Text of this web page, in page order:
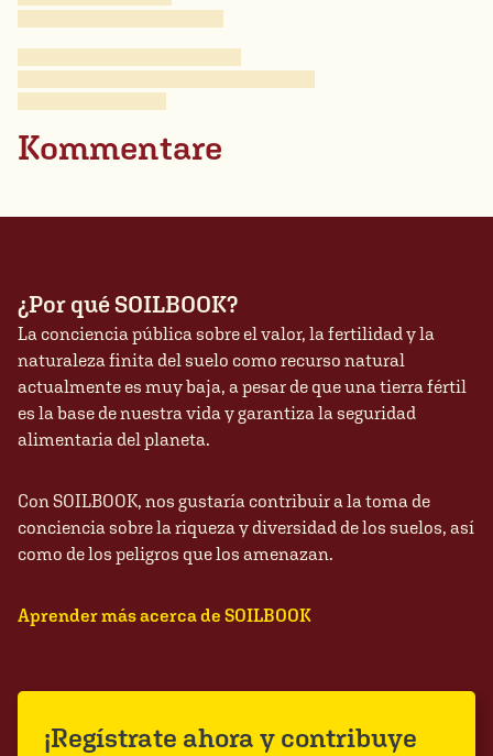
Kommentare
¿Por qué SOILBOOK?
La conciencia pública sobre el valor, la fertilidad y la
naturaleza finita del suelo como recurso natural
actualmente es muy baja, a pesar de que una tierra fértil
es la base de nuestra vida y garantiza la seguridad
alimentaria del planeta.
Con SOILBOOK, nos gustaría contribuir a la toma de
conciencia sobre la riqueza y diversidad de los suelos, así
como de los peligros que los amenazan.
Aprender más acerca de SOILBOOK
¡Regístrate ahora y contribuye